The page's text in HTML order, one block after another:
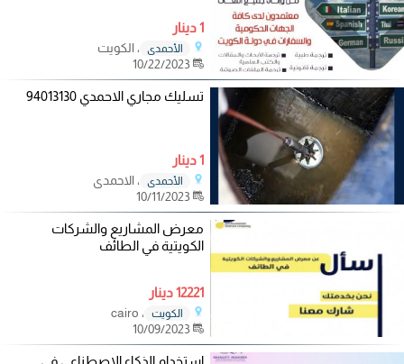
1 دينار
الأحمدي
، الكويت
10/22/2023
تسليك مجاري الاحمدي 94013130
1 دينار
الأحمدي
، الاحمدي
10/11/2023
معرض المشاريع والشركات
الكويتية في الطائف
12221 دينار
الكويت
، cairo
10/09/2023
إستخدام الذكاء الإصطناعي في